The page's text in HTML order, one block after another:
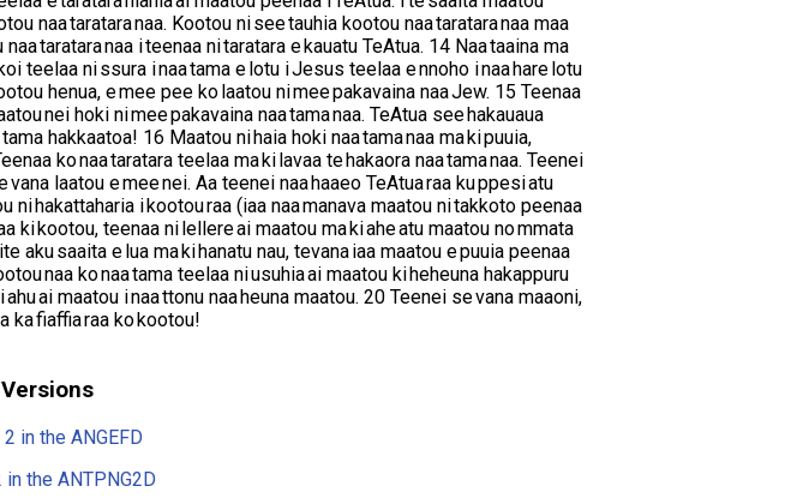
naa taratara naa. Kootou ni see tauhia kootou naa taratara naa maa
taratara naa i teenaa ni taratara e kauatu TeAtua. 14 Naa taaina ma
teelaa ni ssura i naa tama e lotu i Jesus teelaa e nnoho i naa hare lotu
henua, e mee pee ko laatou ni mee pakavaina naa Jew. 15 Teenaa
nei hoki ni mee pakavaina naa tama naa. TeAtua see hakauaua
hakkaatoa! 16 Maatou ni haia hoki naa tama naa ma ki puuia,
ko naa taratara teelaa ma ki lavaa te hakaora naa tama naa. Teenei
laatou e mee nei. Aa teenei naa haaeo TeAtua raa ku ppesi atu
ni hakattaharia i kootou raa (iaa naa manava maatou ni takkoto peenaa
ki kootou, teenaa ni lellere ai maatou ma ki ahe atu maatou no mmata
aku saaita e lua ma ki hanatu nau, tevana iaa maatou e puuia peenaa
naa ko naa tama teelaa ni usuhia ai maatou ki heheuna hakappuru
ai maatou i naa ttonu naa heuna maatou. 20 Teenei se vana maaoni,
ka fiaffia raa ko kootou!
in the ANGEFD
the ANTPNG2D